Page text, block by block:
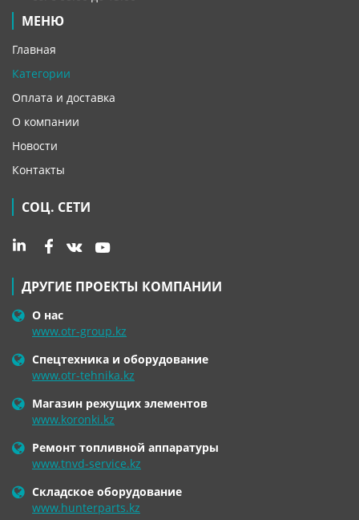
МЕНЮ
Главная
Категории
Оплата и доставка
О компании
Новости
Контакты
СОЦ. СЕТИ
ДРУГИЕ ПРОЕКТЫ КОМПАНИИ
О нас
www.otr-group.kz
Спецтехника и оборудование
www.otr-tehnika.kz
Магазин режущих элементов
www.koronki.kz
Ремонт топливной аппаратуры
www.tnvd-service.kz
Складское оборудование
www.hunterparts.kz